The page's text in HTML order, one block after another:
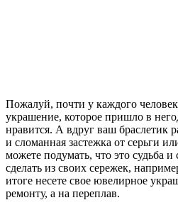
Пожалуй, почти у каждого
украшение, которое пришло в
нравится. А вдруг ваш браслетик
и сломанная застежка от серьги
можете подумать, что это судьба и
сделать из своих сережек,
итоге несете свое ювелирное
ремонту, а на переплав.